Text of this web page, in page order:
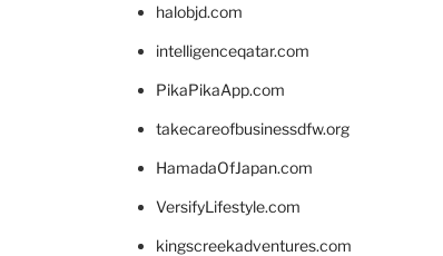
halobjd.com
intelligenceqatar.com
PikaPikaApp.com
takecareofbusinessdfw.org
HamadaOfJapan.com
VersifyLifestyle.com
kingscreekadventures.com